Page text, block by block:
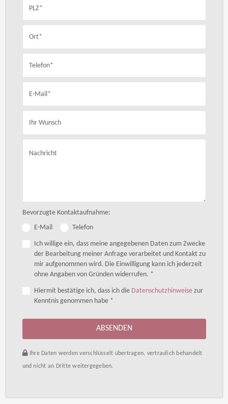
PLZ*
Ort*
Telefon*
E-Mail*
Ihr Wunsch
Nachricht
Bevorzugte Kontaktaufnahme:
E-Mail
Telefon
Ich willige ein, dass meine angegebenen Daten zum Zwecke
der Bearbeitung meiner Anfrage verarbeitet und Kontakt zu
mir aufgenommen wird. Die Einwilligung kann ich jederzeit
ohne Angaben von Gründen widerrufen. *
Hiermit bestätige ich, dass ich die Datenschutzhinweisezur
Kenntnis genommen habe *
ABSENDEN
Ihre Daten werden verschlüsselt übertragen, vertraulich behandelt
und nicht an Dritte weitergegeben.